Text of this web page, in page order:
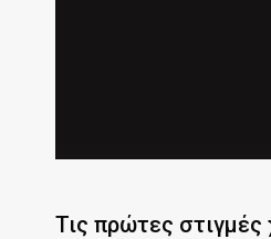
Τις πρώτες στιγμές